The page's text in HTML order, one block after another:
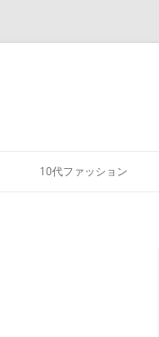
10代ファッション